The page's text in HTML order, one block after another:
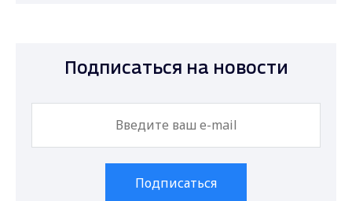
Подписаться на новости
Подписаться